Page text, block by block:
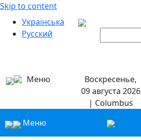
Skip to content
Українська
Русский
Меню
Воскресенье,
09 августа 2026
| Columbus
Меню